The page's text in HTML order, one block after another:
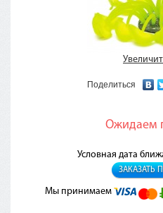
Поделиться
Ожидаем
Условная дата
ЗАКАЗАТЬ
Мы принимаем